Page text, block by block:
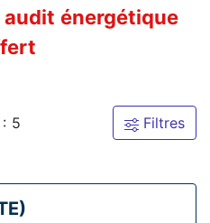
énergétique
5 Filtres